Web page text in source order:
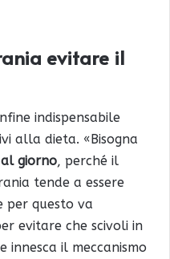
evitare il
indispensabile
alla dieta. «Bisogna
giorno, perché il
tende a essere
per questo va
evitare che scivoli in
innesca il meccanismo